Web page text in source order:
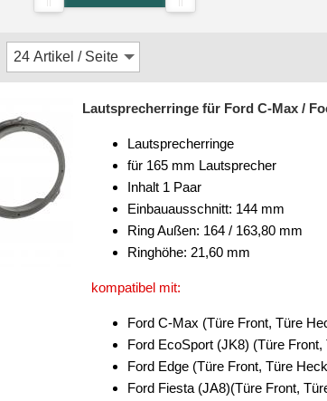
Lautsprecherringe für Ford C-Max /
Lautsprecherringe
für 165 mm Lautsprecher
Inhalt 1 Paar
Einbauausschnitt: 144 mm
Ring Außen: 164 / 163,80 mm
Ringhöhe: 21,60 mm
kompatibel mit:
Ford C-Max (Türe Front, Türe
Ford EcoSport (JK8) (Türe
Ford Edge (Türe Front, Türe
Ford Fiesta (JA8)(Türe Front,